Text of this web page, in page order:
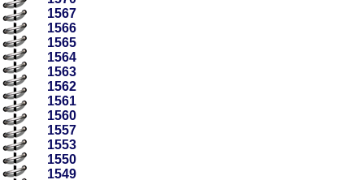
1567
1566
1565
1564
1563
1562
1561
1560
1557
1553
1550
1549